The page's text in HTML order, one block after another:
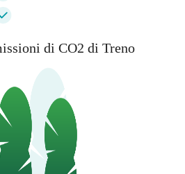
di CO2 di Treno